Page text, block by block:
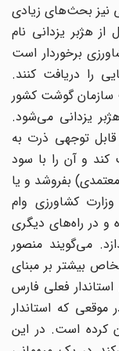
بحث‌های زیادی
هژبر یزدانی نام
برخوردار است
را دریافت کنند.
گوشت کشور
یزدانی می‌شود.
توجهی ذرت به
و آن را با سود
بفروشد و یا
کشاورزی وام
در راه‌های دیگری
می‌گویند منصور
بیشتر بر مبنای
فعلی فارس
که استاندار
کرده است. در این